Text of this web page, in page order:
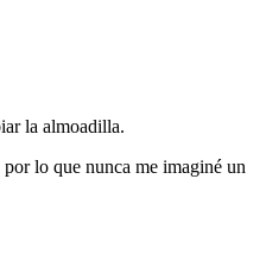
la almoadilla.
lo que nunca me imaginé un